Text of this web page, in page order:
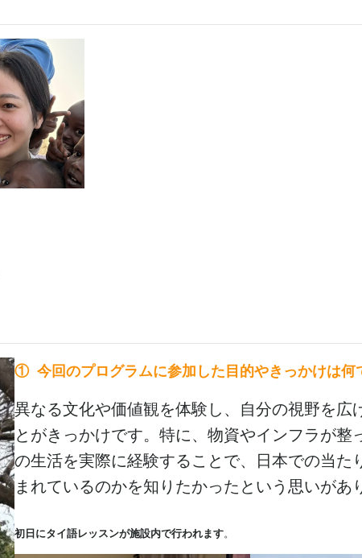
① 今回のプログラムに参加した目的やきっかけは何
異なる文化や価値観を体験し、自分の視野を広
とがきっかけです。特に、物資やインフラが整
の生活を実際に経験することで、日本での当た
まれているのかを知りたかったという思いがあ
初日にタイ語レッスンが施設内で行われます。